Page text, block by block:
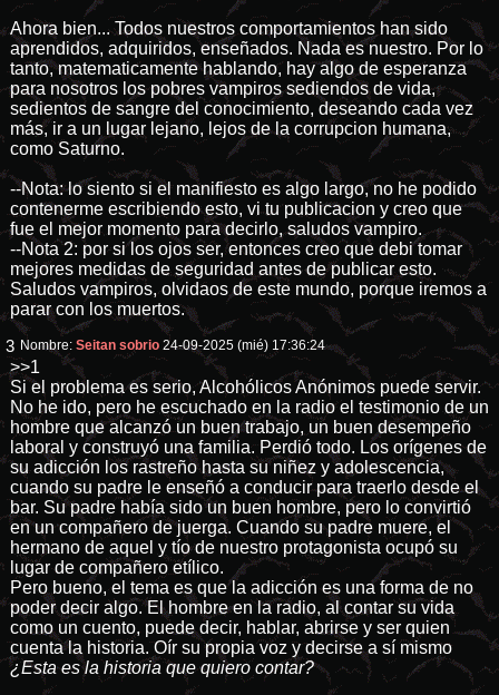
Ahora bien... Todos nuestros comportamientos han sido
aprendidos, adquiridos, enseñados. Nada es nuestro. Por lo
tanto, matematicamente hablando, hay algo de esperanza
para nosotros los pobres vampiros sediendos de vida,
sedientos de sangre del conocimiento, deseando cada vez
más, ir a un lugar lejano, lejos de la corrupcion humana,
como Saturno.
--Nota: lo siento si el manifiesto es algo largo, no he podido
contenerme escribiendo esto, vi tu publicacion y creo que
fue el mejor momento para decirlo, saludos vampiro.
--Nota 2: por si los ojos ser, entonces creo que debi tomar
mejores medidas de seguridad antes de publicar esto.
Saludos vampiros, olvidaos de este mundo, porque iremos a
parar con los muertos.
3 Nombre:Seitan sobrio 24-09-2025 (mié) 17:36:24
>>1
Si el problema es serio, Alcohólicos Anónimos puede servir.
No he ido, pero he escuchado en la radio el testimonio de un
hombre que alcanzó un buen trabajo, un buen desempeño
laboral y construyó una familia. Perdió todo. Los orígenes de
su adicción los rastreño hasta su niñez y adolescencia,
cuando su padre le enseñó a conducir para traerlo desde el
bar. Su padre había sido un buen hombre, pero lo convirtió
en un compañero de juerga. Cuando su padre muere, el
hermano de aquel y tío de nuestro protagonista ocupó su
lugar de compañero etílico.
Pero bueno, el tema es que la adicción es una forma de no
poder decir algo. El hombre en la radio, al contar su vida
como un cuento, puede decir, hablar, abrirse y ser quien
cuenta la historia. Oír su propia voz y decirse a sí mismo
¿Esta es la historia que quiero contar?